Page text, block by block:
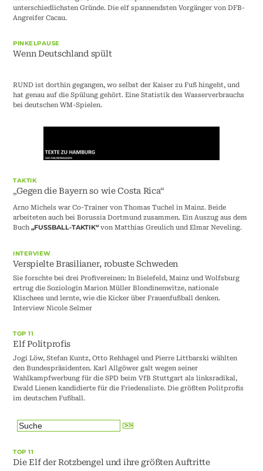
unterschiedlichsten Gründe. Die elf spannendsten Vorgänger von DFB-
Angreifer Cacau.
PINKELPAUSE
Wenn Deutschland spült
RUND ist dorthin gegangen, wo selbst der Kaiser zu Fuß hingeht, und
hat genau auf die Spülung gehört. Eine Statistik des Wasserverbrauchs
bei deutschen WM-Spielen.
TAKTIK
„Gegen die Bayern so wie Costa Rica“
Arno Michels war Co-Trainer von Thomas Tuchel in Mainz. Beide
arbeiteten auch bei Borussia Dortmund zusammen. Ein Auszug aus dem
Buch„FUSSBALL-TAKTIK“ von Matthias Greulich und Elmar Neveling.
INTERVIEW
Verspielte Brasilianer, robuste Schweden
Sie forschte bei drei Profivereinen: In Bielefeld, Mainz und Wolfsburg
ertrug die Soziologin Marion Müller Blondinenwitze, nationale
Klischees und lernte, wie die Kicker über Frauenfußball denken.
Interview Nicole Selmer
TOP 11
Elf Politprofis
Jogi Löw, Stefan Kuntz, Otto Rehhagel und Pierre Littbarski wählten
den Bundespräsidenten. Karl Allgöwer galt wegen seiner
Wahlkampfwerbung für die SPD beim VfB Stuttgart als linksradikal,
Ewald Lienen kandidierte für die Friedensliste. Die größten Politprofis
im deutschen Fußball.
TOP 11
Die Elf der Rotzbengel und ihre größten Auftritte